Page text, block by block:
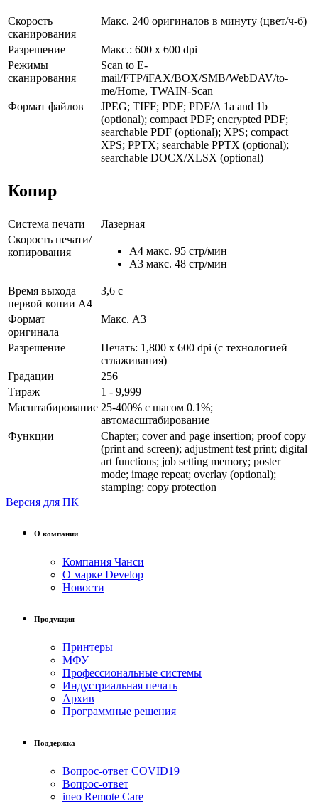
Скорость
сканирования
Макс. 240 оригиналов в минуту (цвет/ч-б)
Разрешение
Макс.: 600 x 600 dpi
Режимы
сканирования
Scan to E-
mail/FTP/iFAX/BOX/SMB/WebDAV/to-
me/Home, TWAIN-Scan
Формат файлов
JPEG; TIFF; PDF; PDF/A 1a and 1b
(optional); compact PDF; encrypted PDF;
searchable PDF (optional); XPS; compact
XPS; PPTX; searchable PPTX (optional);
searchable DOCX/XLSX (optional)
Копир
Система печати
Лазерная
Скорость печати/
копирования
A4 макс. 95 стр/мин
A3 макс. 48 стр/мин
Время выхода
первой копии А4
3,6 с
Формат
оригинала
Макс. A3
Разрешение
Печать: 1,800 x 600 dpi (с технологией
сглаживания)
Градации
256
Тираж
1 - 9,999
Масштабирование 25-400% с шагом 0.1%;
автомасштабирование
Функции
Chapter; cover and page insertion; proof copy
(print and screen); adjustment test print; digital
art functions; job setting memory; poster
mode; image repeat; overlay (optional);
stamping; copy protection
Версия для ПК
О компании
Компания Чанси
О марке Develop
Новости
Продукция
Принтеры
МФУ
Профессиональные системы
Индустриальная печать
Архив
Программные решения
Поддержка
Вопрос-ответ COVID19
Вопрос-ответ
ineo Remote Care